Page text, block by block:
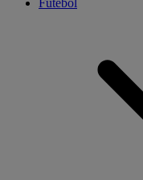
Futebol